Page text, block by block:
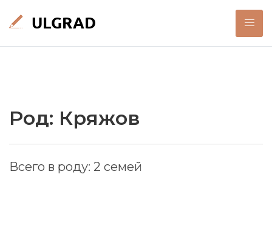
Род: Кряжов
Всего в роду: 2 семей